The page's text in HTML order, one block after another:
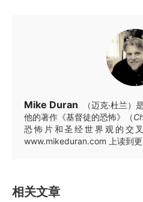
Mike Duran
（迈克·杜兰）
他的著作《基督徒的恐怖》（
恐怖片和圣经世界观的交
www.mikeduran.com 上读到更
相关文章